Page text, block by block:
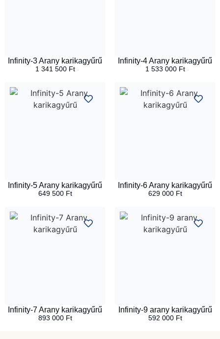
Infinity-3 Arany karikagyűrű
1 341 500 Ft
Infinity-4 Arany karikagyűrű
1 533 000 Ft
Infinity-5 Arany karikagyűrű
649 500 Ft
Infinity-6 Arany karikagyűrű
629 000 Ft
Infinity-7 Arany karikagyűrű
893 000 Ft
Infinity-9 arany karikagyűrű
592 000 Ft